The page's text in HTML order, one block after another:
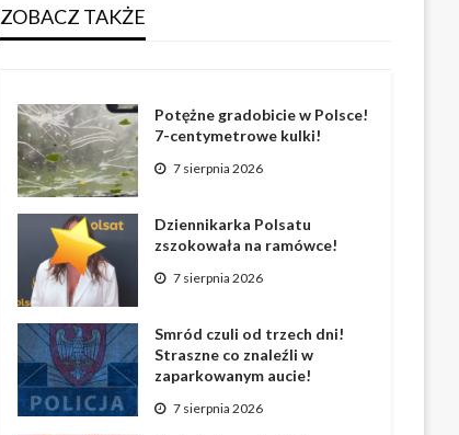
ZOBACZ TAKŻE
Potężne gradobicie w Polsce!
7-centymetrowe kulki!
7 sierpnia 2026
Dziennikarka Polsatu
zszokowała na ramówce!
7 sierpnia 2026
Smród czuli od trzech dni!
Straszne co znaleźli w
zaparkowanym aucie!
7 sierpnia 2026